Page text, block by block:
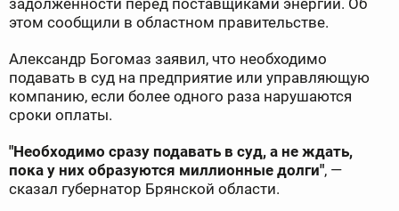
задолженности перед поставщиками энергии. Об
этом сообщили в областном правительстве.
Александр Богомаз заявил, что необходимо
подавать в суд на предприятие или управляющую
компанию, если более одного раза нарушаются
сроки оплаты.
"Необходимо сразу подавать в суд, а не ждать,
пока у них образуются миллионные долги", —
сказал губернатор Брянской области.